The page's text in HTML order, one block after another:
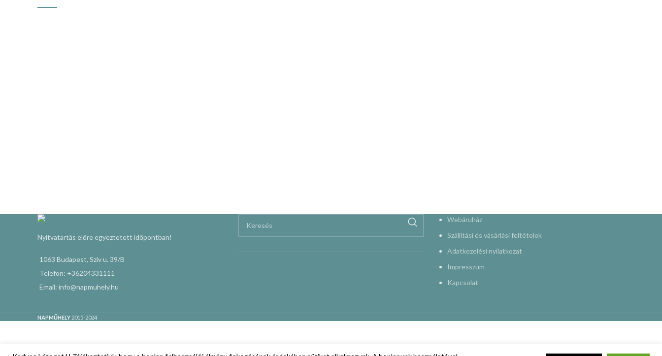
Nyitvatartás előre egyeztetett időpontban!
1063 Budapest, Szív u. 39/B
Telefon: +36204331111
Email: info@napmuhely.hu
Webáruház
Szállítási és vásárlási feltételek
Adatkezelési nyilatkozat
Impresszum
Kapcsolat
NAPMŰHELY 2015-2024